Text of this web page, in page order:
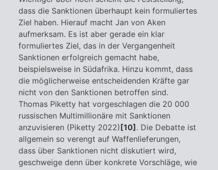
dass die Sanktionen überhaupt kein formuliertes
Ziel haben. Hierauf macht Jan von Aken
aufmerksam. Es ist aber gerade ein klar
formuliertes Ziel, das in der Vergangenheit
Sanktionen erfolgreich gemacht habe,
beispielsweise in Südafrika. Hinzu kommt, dass
die möglicherweise entscheidenden Kräfte gar
nicht von den Sanktionen betroffen sind.
Thomas Piketty hat vorgeschlagen die 20 000
russischen Multimillionäre mit Sanktionen
anzuvisieren (Piketty 2022)[10]. Die Debatte ist
allgemein so verengt auf Waffenlieferungen,
dass über Sanktionen nicht diskutiert wird,
geschweige denn über konkrete Vorschläge, wie